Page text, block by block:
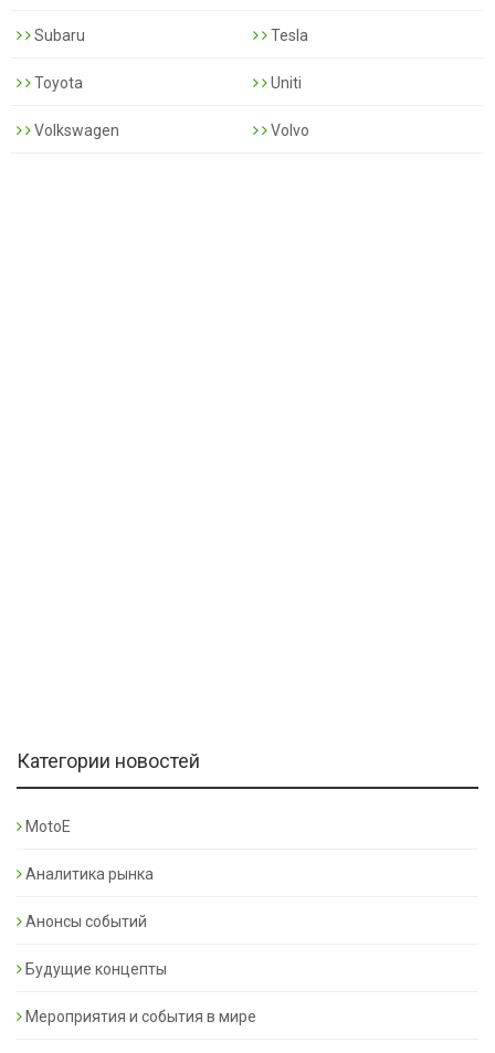
Subaru Tesla
Toyota Uniti
Volkswagen Volvo
Категории новостей
MotoE
Аналитика рынка
Анонсы событий
Будущие концепты
Мероприятия и события в мире